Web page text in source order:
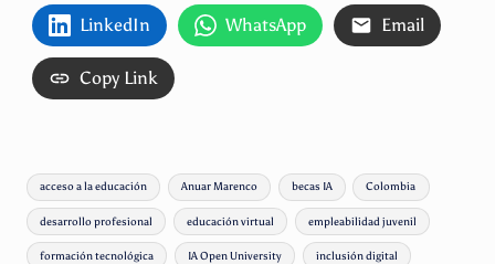
LinkedIn WhatsApp Email
Copy Link
Etiquetas:
acceso a la educación Anuar Marenco becas IA Colombia
desarrollo profesional educación virtual empleabilidad juvenil
formación tecnológica IA Open University inclusión digital